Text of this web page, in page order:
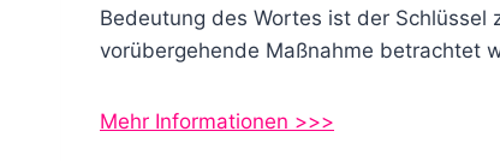
Bedeutung des Wortes ist der
vorübergehende Maßnahme betrachtet
Mehr Informationen >>>